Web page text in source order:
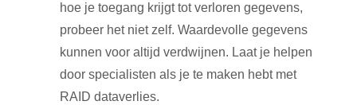
hoe je toegang krijgt tot verloren gegevens,
probeer het niet zelf. Waardevolle gegevens
kunnen voor altijd verdwijnen. Laat je helpen
door specialisten als je te maken hebt met
RAID dataverlies.